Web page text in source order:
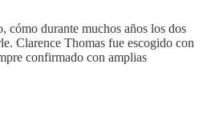
cómo durante muchos años los dos
Clarence Thomas fue escogido con
confirmado con amplias